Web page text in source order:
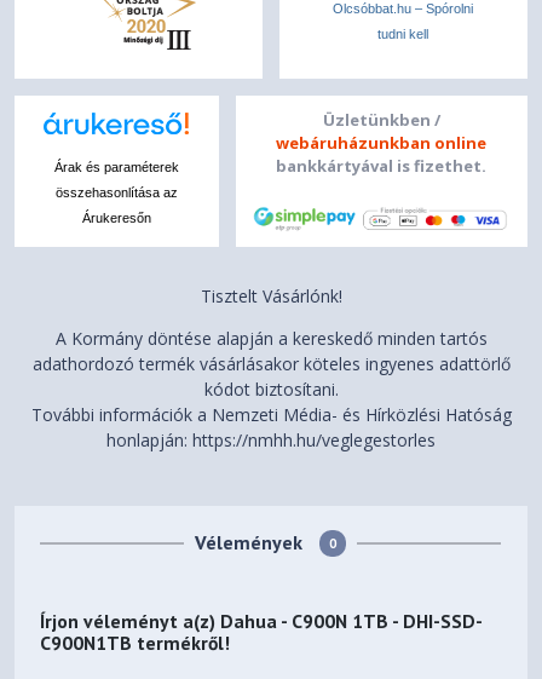
Olcsóbbat.hu – Spórolni
tudni kell
Árak és paraméterek
összehasonlítása az
Árukeresőn
Üzletünkben /
webáruházunkban online
bankkártyával is fizethet.
Tisztelt Vásárlónk!
A Kormány döntése alapján a kereskedő minden tartós
adathordozó termék vásárlásakor köteles ingyenes adattörlő
kódot biztosítani.
További információk a Nemzeti Média- és Hírközlési Hatóság
honlapján: https://nmhh.hu/veglegestorles
Vélemények 0
Írjon véleményt a(z) Dahua - C900N 1TB - DHI-SSD-
C900N1TB termékről!